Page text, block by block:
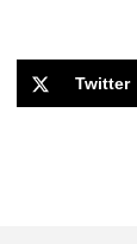
Twitter